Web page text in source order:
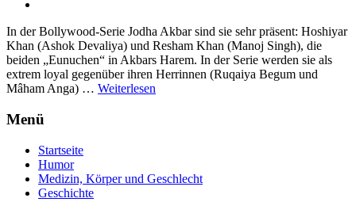
In der Bollywood-Serie Jodha Akbar sind sie sehr präsent: Hoshiyar
Khan (Ashok Devaliya) und Resham Khan (Manoj Singh), die
beiden „Eunuchen“ in Akbars Harem. In der Serie werden sie als
extrem loyal gegenüber ihren Herrinnen (Ruqaiya Begum und
Mâham Anga) … Weiterlesen
Menü
Startseite
Humor
Medizin, Körper und Geschlecht
Geschichte